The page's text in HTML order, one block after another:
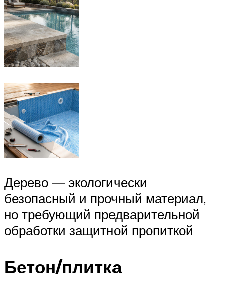
Дерево — экологически
безопасный и прочный материал,
но требующий предварительной
обработки защитной пропиткой
Бетон/плитка